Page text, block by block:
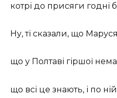
котрі до присяги годні
Ну, ті сказали, що
що у Полтаві гіршої
що всі це знають, і по